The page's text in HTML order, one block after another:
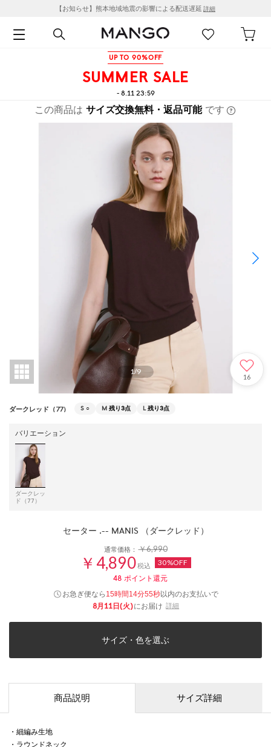
【お知らせ】熊本地域地震の影響による配送遅延 詳細
UP TO 90%OFF
SUMMER SALE
- 8.11 23:59
この商品は サイズ交換無料・返品可能 です
1/9
16
ダークレッド（77） S ○ M 残り3点 L 残り3点
バリエーション
ダークレッ
ド（77）
セーター .-- MANIS （ダークレッド）
通常価格：￥6,990
￥4,890税込 30%OFF
48ポイント還元
お急ぎ便なら 15時間14分55秒以内のお支払いで
8月11日(火)にお届け 詳細
サイズ・色を選ぶ
商品説明 サイズ詳細
・細編み生地
・ラウンドネック